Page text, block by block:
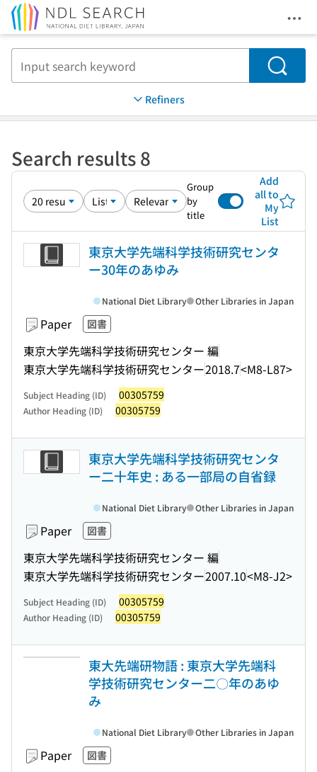
Search
Refiners
Search results 8
Group
by
title
Add
all to
My
List
東京大学先端科学技術研究センタ
ー30年のあゆみ
Paper 図書
東京大学先端科学技術研究センター 編
東京大学先端科学技術研究センター2018.7<M8-L87>
National Diet Library Other Libraries in Japan
Subject Heading (ID) 00305759
Author Heading (ID) 00305759
東京大学先端科学技術研究センタ
ー二十年史 : ある一部局の自省録
Paper 図書
東京大学先端科学技術研究センター 編
東京大学先端科学技術研究センター2007.10<M8-J2>
National Diet Library Other Libraries in Japan
Subject Heading (ID) 00305759
Author Heading (ID) 00305759
東大先端研物語 : 東京大学先端科
学技術研究センター二〇年のあゆ
み
Paper 図書
National Diet Library Other Libraries in Japan